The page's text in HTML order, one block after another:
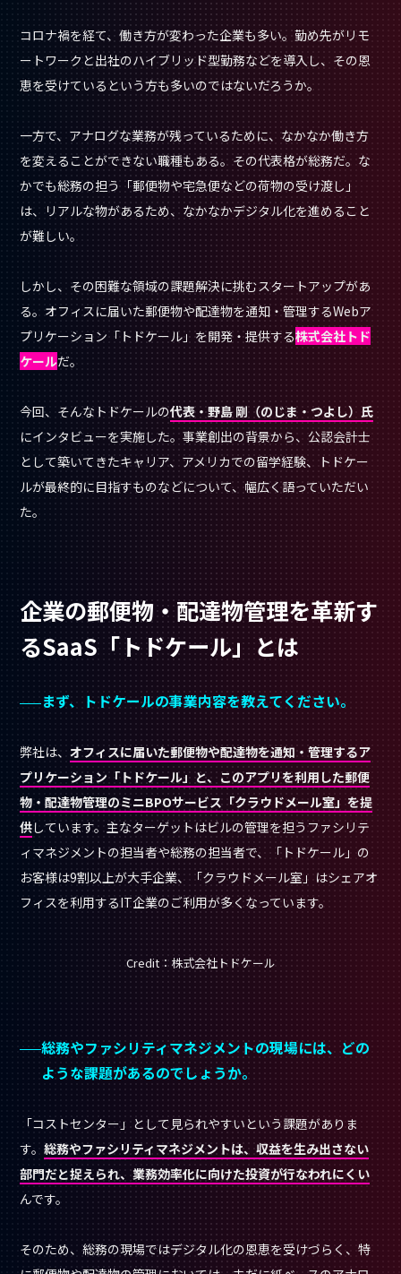
コロナ禍を経て、働き方が変わった企業も多い。勤め先がリモ
ートワークと出社のハイブリッド型勤務などを導入し、その恩
恵を受けているという方も多いのではないだろうか。
一方で、アナログな業務が残っているために、なかなか働き方
を変えることができない職種もある。その代表格が総務だ。な
かでも総務の担う「郵便物や宅急便などの荷物の受け渡し」
は、リアルな物があるため、なかなかデジタル化を進めること
が難しい。
しかし、その困難な領域の課題解決に挑むスタートアップがあ
る。オフィスに届いた郵便物や配達物を通知・管理するWebア
プリケーション「トドケール」を開発・提供する株式会社トド
ケールだ。
今回、そんなトドケールの代表・野島 剛（のじま・つよし）氏
にインタビューを実施した。事業創出の背景から、公認会計士
として築いてきたキャリア、アメリカでの留学経験、トドケー
ルが最終的に目指すものなどについて、幅広く語っていただい
た。
企業の郵便物・配達物管理を革新す
るSaaS「トドケール」とは
まず、トドケールの事業内容を教えてください。
弊社は、オフィスに届いた郵便物や配達物を通知・管理するア
プリケーション「トドケール」と、このアプリを利用した郵便
物・配達物管理のミニBPOサービス「クラウドメール室」を提
供しています。主なターゲットはビルの管理を担うファシリテ
ィマネジメントの担当者や総務の担当者で、「トドケール」の
お客様は9割以上が大手企業、「クラウドメール室」はシェアオ
フィスを利用するIT企業のご利用が多くなっています。
Credit：株式会社トドケール
総務やファシリティマネジメントの現場には、どの
ような課題があるのでしょうか。
「コストセンター」として見られやすいという課題がありま
す。総務やファシリティマネジメントは、収益を生み出さない
部門だと捉えられ、業務効率化に向けた投資が行なわれにくい
んです。
そのため、総務の現場ではデジタル化の恩恵を受けづらく、特